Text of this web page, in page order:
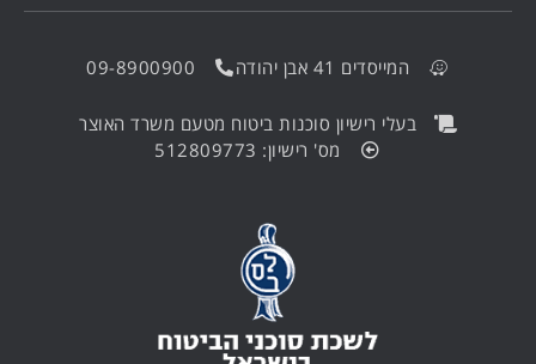
המייסדים 41 אבן יהודה 09-8900900
בעלי רישיון סוכנות ביטוח מטעם משרד האוצר
מס' רישיון: 512809773